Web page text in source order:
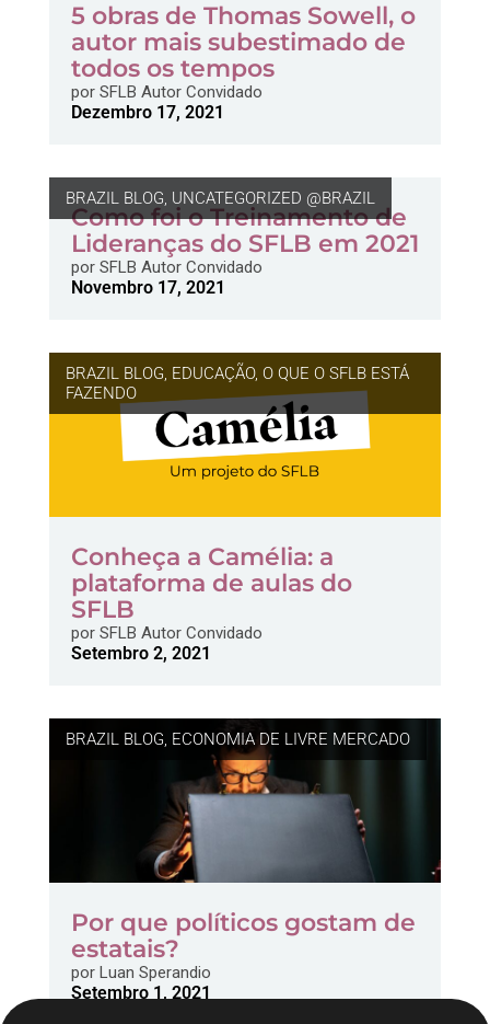
5 obras de Thomas Sowell, o
autor mais subestimado de
todos os tempos
porSFLB Autor Convidado
Dezembro 17, 2021
BRAZIL BLOG, UNCATEGORIZED @BRAZIL
Como foi o Treinamento de
Lideranças do SFLB em 2021
porSFLB Autor Convidado
Novembro 17, 2021
BRAZIL BLOG, EDUCAÇÃO, O QUE O SFLB ESTÁ
FAZENDO
Conheça a Camélia: a
plataforma de aulas do
SFLB
porSFLB Autor Convidado
Setembro 2, 2021
BRAZIL BLOG, ECONOMIA DE LIVRE MERCADO
Por que políticos gostam de
estatais?
porLuan Sperandio
Setembro 1, 2021